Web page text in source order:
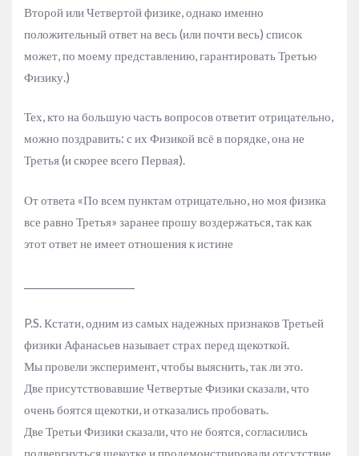
Второй или Четвертой физике, однако именно
положительный ответ на весь (или почти весь) список
может, по моему представлению, гарантировать Третью
Физику.)
Тех, кто на большую часть вопросов ответит отрицательно,
можно поздравить: с их Физикой всё в порядке, она не
Третья (и скорее всего Первая).
От ответа «По всем пунктам отрицательно, но моя физика
все равно Третья» заранее прошу воздержаться, так как
этот ответ не имеет отношения к истине
P.S. Кстати, одним из самых надежных признаков Третьей
физики Афанасьев называет страх перед щекоткой.
Мы провели эксперимент, чтобы выяснить, так ли это.
Две присутствовавшие Четвертые Физики сказали, что
очень боятся щекотки, и отказались пробовать.
Две Третьи Физики сказали, что не боятся, согласились
подвергнуться щекотке и продемонстрировали отсутствие